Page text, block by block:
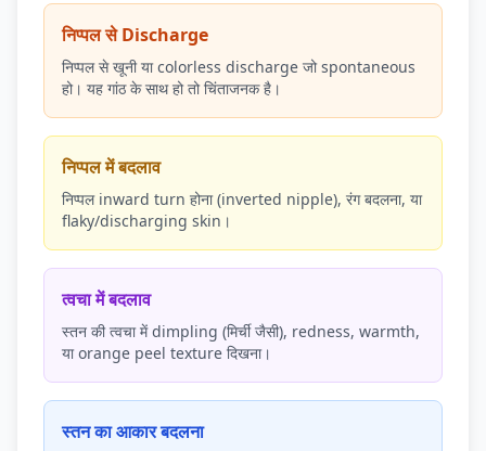
निप्पल से Discharge
निप्पल से खूनी या colorless discharge जो spontaneous
हो। यह गांठ के साथ हो तो चिंताजनक है।
निप्पल में बदलाव
निप्पल inward turn होना (inverted nipple), रंग बदलना, या
flaky/discharging skin।
त्वचा में बदलाव
स्तन की त्वचा में dimpling (मिर्ची जैसी), redness, warmth,
या orange peel texture दिखना।
स्तन का आकार बदलना